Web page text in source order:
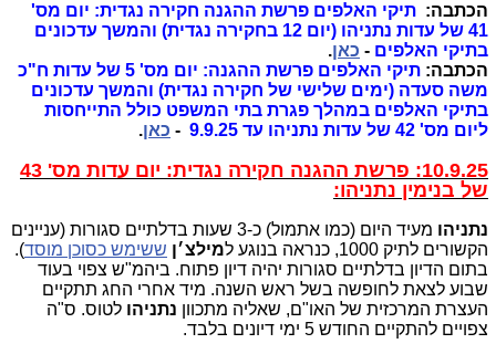
הכתבה: תיקי האלפים פרשת ההגנה חקירה נגדית: יום מס'
41 של עדות נתניהו (יום 12 בחקירה נגדית) והמשך עדכונים
בתיקי האלפים - כאן.
הכתבה:
תיקי האלפים פרשת ההגנה: יום מס' 5 של עדות ח"כ
משה סעדה (ימים שלישי של חקירה נגדית) והמשך עדכונים
בתיקי האלפים במהלך פגרת בתי המשפט כולל התייחסות
ליום מס' 42 של עדות נתניהו
עד 9.9.25 - כאן.
10.9.25: פרשת ההגנה חקירה נגדית:
יום עדות מס' 43
של בנימין נתניהו:
נתניהו
מעיד היום (כמו אתמול) כ-3 שעות בדלתיים סגורות (עניינים
הקשורים לתיק 1000, כנראה בנוגע ל
מילצ׳ן ששימש כסוכן מוסד).
בתום הדיון בדלתיים סגורות יהיה דיון פתוח. ביהמ"ש צפוי בעוד
שבוע לצאת לחופשה בשל ראש השנה. מיד אחרי החג תתקיים
העצרת המרכזית של האו"ם, שאליה מתכוון נתניהו לטוס. ס"ה
צפויים להתקיים החודש 5 ימי דיונים בלבד.